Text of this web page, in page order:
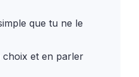
que tu ne le
choix et en parler